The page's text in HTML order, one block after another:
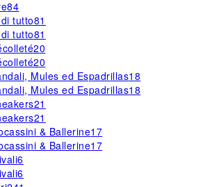
84
tutto81
tutto81
20
20
Mules ed Espadrillas18
Mules ed Espadrillas18
21
21
& Ballerine17
& Ballerine17
6
6